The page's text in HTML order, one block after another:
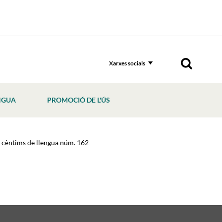
Xarxes socials
PROMOCIÓ DE L'ÚS
de llengua núm. 162